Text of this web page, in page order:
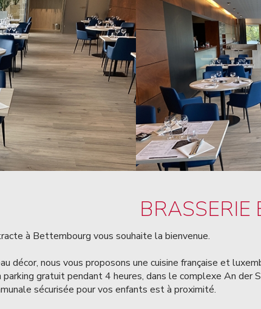
BRASSERIE
à Bettembourg vous souhaite la bienvenue.
décor, nous vous proposons une cuisine française et
parking gratuit pendant 4 heures, dans le complexe An der
sécurisée pour vos enfants est à proximité.